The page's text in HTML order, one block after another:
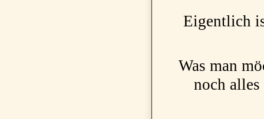
Eigentlich
Was man
noch